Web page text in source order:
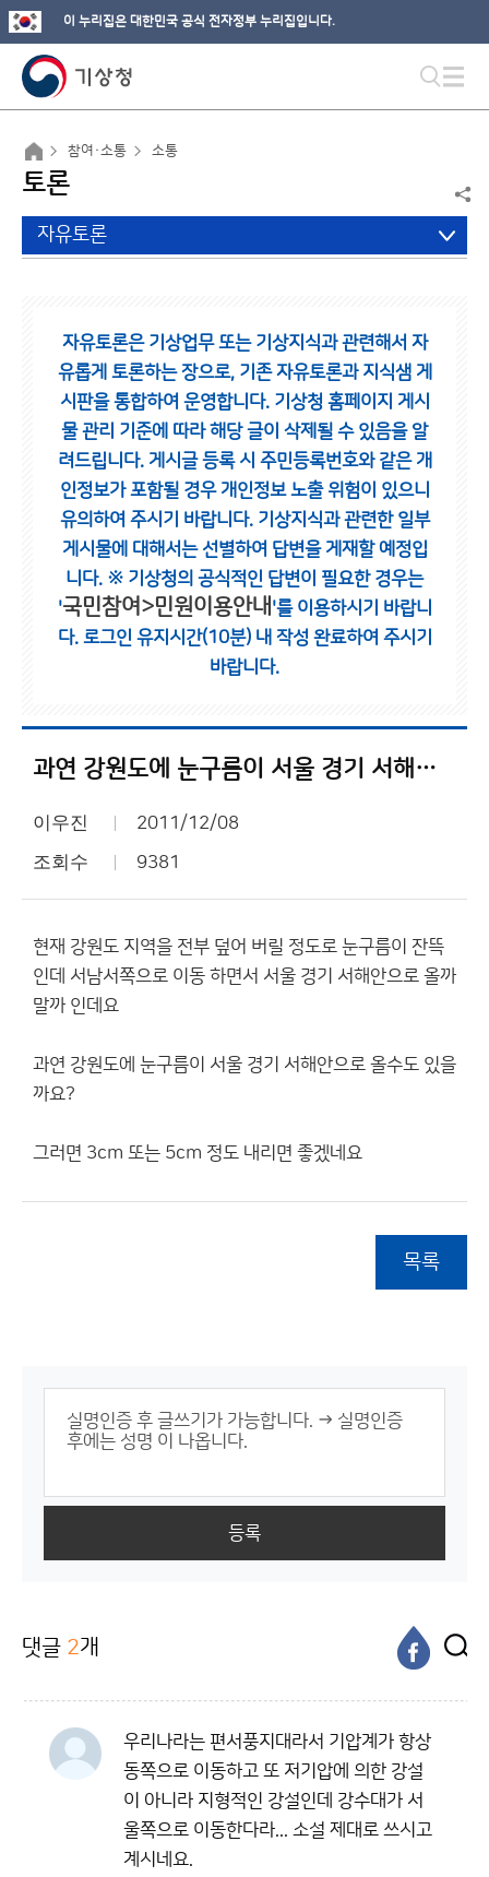
이 누리집은 대한민국 공식 전자정부 누리집입니다.
참여·소통 소통
토론
자유토론
자유토론은 기상업무 또는 기상지식과 관련해서 자
유롭게 토론하는 장으로, 기존 자유토론과 지식샘 게
시판을 통합하여 운영합니다. 기상청 홈페이지 게시
물 관리 기준에 따라 해당 글이 삭제될 수 있음을 알
려드립니다. 게시글 등록 시 주민등록번호와 같은 개
인정보가 포함될 경우 개인정보 노출 위험이 있으니
유의하여 주시기 바랍니다. 기상지식과 관련한 일부
게시물에 대해서는 선별하여 답변을 게재할 예정입
니다. ※ 기상청의 공식적인 답변이 필요한 경우는
'국민참여>민원이용안내 '를 이용하시기 바랍니
다. 로그인 유지시간(10분) 내 작성 완료하여 주시기
바랍니다.
과연 강원도에 눈구름이 서울 경기 서해안에????
이우진 2011/12/08
조회수 9381
현재 강원도 지역을 전부 덮어 버릴 정도로 눈구름이 잔뜩
인데 서남서쪽으로 이동 하면서 서울 경기 서해안으로 올까
말까 인데요
과연 강원도에 눈구름이 서울 경기 서해안으로 올수도 있을
까요?
그러면 3cm 또는 5cm 정도 내리면 좋겠네요
목록
등록
댓글 2개
우리나라는 편서풍지대라서 기압계가 항상
동쪽으로 이동하고 또 저기압에 의한 강설
이 아니라 지형적인 강설인데 강수대가 서
울쪽으로 이동한다라... 소설 제대로 쓰시고
계시네요.